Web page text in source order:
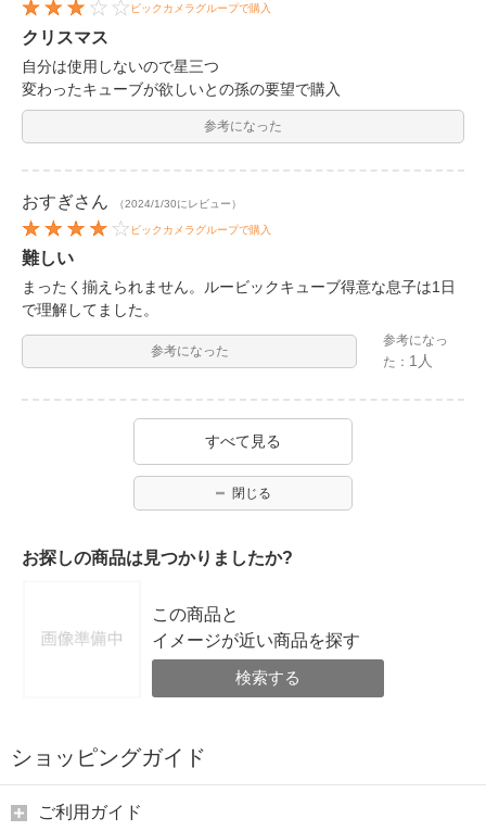
ビックカメラグループで購入
クリスマス
自分は使用しないので星三つ
変わったキューブが欲しいとの孫の要望で購入
参考になった
おすぎさん （2024/1/30にレビュー）
ビックカメラグループで購入
難しい
まったく揃えられません。ルービックキューブ得意な息子は1日
で理解してました。
参考になった
参考になっ
た： 1人
すべて見る
閉じる
お探しの商品は見つかりましたか?
この商品と
イメージが近い商品を探す
検索する
ショッピングガイド
ご利用ガイド